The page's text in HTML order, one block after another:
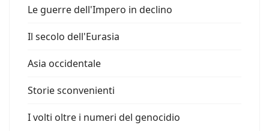
Le guerre dell'Impero in declino
Il secolo dell'Eurasia
Asia occidentale
Storie sconvenienti
I volti oltre i numeri del genocidio